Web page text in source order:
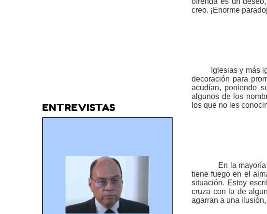
creo. ¡Enorme
Iglesias y más
decoración para
acudían, poniendo
algunos de los
los que no les
En la
tiene fuego en el
situación. Estoy
cruza con la de
agarran a una
ENTREVISTAS